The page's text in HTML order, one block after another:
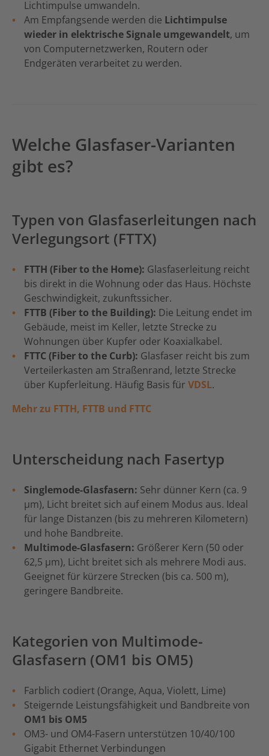
Lichtimpulse umwandeln.
Am Empfangsende werden die Lichtimpulse
wieder in elektrische Signale umgewandelt, um
von Computernetzwerken, Routern oder
Endgeräten verarbeitet zu werden.
Welche Glasfaser-Varianten
gibt es?
Typen von Glasfaserleitungen nach
Verlegungsort (FTTX)
FTTH (Fiber to the Home): Glasfaserleitung reicht
bis direkt in die Wohnung oder das Haus. Höchste
Geschwindigkeit, zukunftssicher.
FTTB (Fiber to the Building): Die Leitung endet im
Gebäude, meist im Keller, letzte Strecke zu
Wohnungen über Kupfer oder Koaxialkabel.
FTTC (Fiber to the Curb): Glasfaser reicht bis zum
Verteilerkasten am Straßenrand, letzte Strecke
über Kupferleitung. Häufig Basis für VDSL.
Mehr zu FTTH, FTTB und FTTC
Unterscheidung nach Fasertyp
Singlemode-Glasfasern: Sehr dünner Kern (ca. 9
µm), Licht breitet sich auf einem Modus aus. Ideal
für lange Distanzen (bis zu mehreren Kilometern)
und hohe Bandbreite.
Multimode-Glasfasern: Größerer Kern (50 oder
62,5 µm), Licht breitet sich als mehrere Modi aus.
Geeignet für kürzere Strecken (bis ca. 500 m),
geringere Bandbreite.
Kategorien von Multimode-
Glasfasern (OM1 bis OM5)
Farblich codiert (Orange, Aqua, Violett, Lime)
Steigernde Leistungsfähigkeit und Bandbreite von
OM1 bis OM5
OM3- und OM4-Fasern unterstützen 10/40/100
Gigabit Ethernet Verbindungen